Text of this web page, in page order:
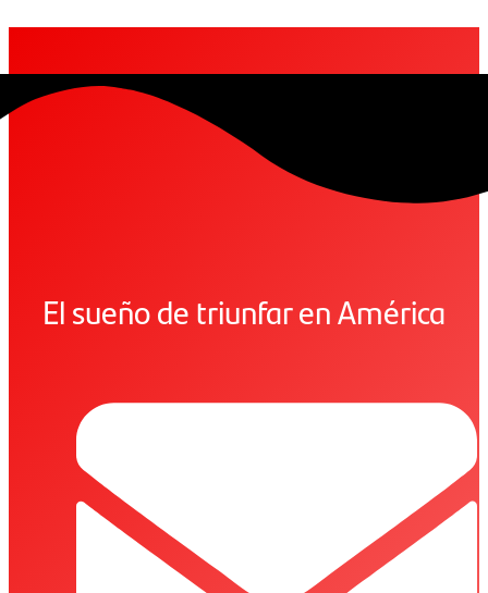
El sueño de triunfar en América